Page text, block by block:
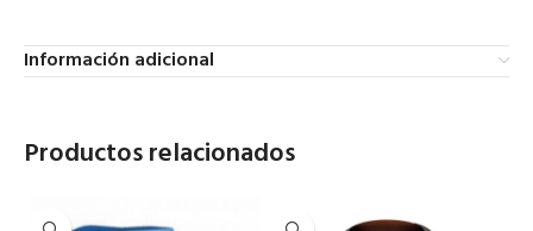
Información adicional
Productos relacionados